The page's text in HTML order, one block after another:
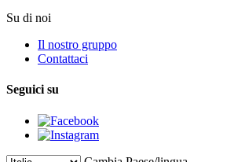
Su di noi
Il nostro gruppo
Contattaci
Seguici su